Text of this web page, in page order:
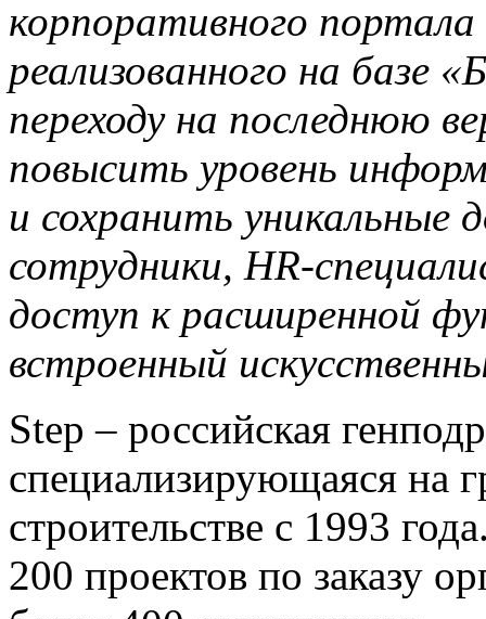
корпоративного
реализованного на базе
переходу на последнюю
повысить уровень
и сохранить
сотрудники, HR-
доступ к расширенной
встроенный
Step – российская
специализирующаяся на
строительстве с 1993
200 проектов по заказу